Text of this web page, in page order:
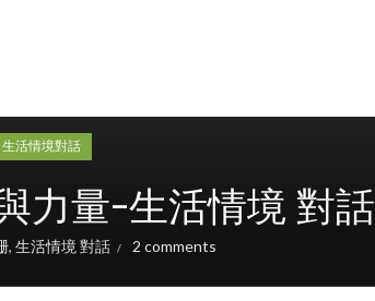
生活情境對話
力量-生活情境 對話
, 生活情境 對話 2 comments